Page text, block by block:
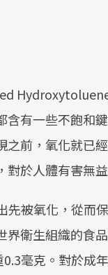
有一些不飽和
前，氧化就已
於人體有害無益
被氧化，從而
衛生組織的食
毫克。對於成